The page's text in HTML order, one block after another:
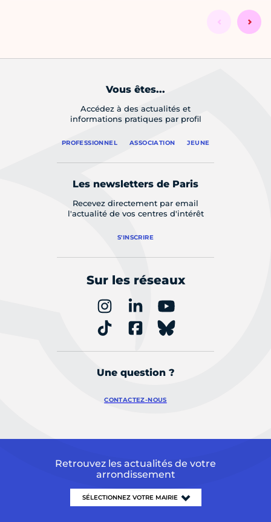
Vous êtes...
Accédez à des actualités et
informations pratiques par profil
PROFESSIONNEL ASSOCIATION JEUNE
Les newsletters de Paris
Recevez directement par email
l'actualité de vos centres d'intérêt
S'INSCRIRE
Sur les réseaux
Une question ?
CONTACTEZ-NOUS
Retrouvez les actualités de votre
arrondissement